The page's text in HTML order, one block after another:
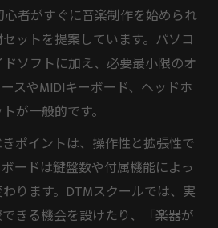
者がすぐに音楽制作を始められ
ットを提案しています。パソコ
ソフトに加え、必要最小限のオ
スやMIDIキーボード、ヘッドホ
が一般的です。
ポイントは、操作性と拡張性で
ードは鍵盤数や付属機能によっ
ります。DTMスクールでは、実
きる機会を設けたり、「楽器が